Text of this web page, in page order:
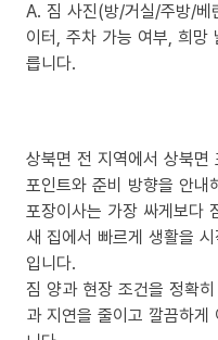
A. 짐 사진(방/거실/주방/베
이터, 주차 가능 여부, 희망
릅니다.
상북면 전 지역에서 상북면
포인트와 준비 방향을 안내
포장이사는 가장 싸게보다
새 집에서 빠르게 생활을
입니다.
짐 양과 현장 조건을 정확
과 지연을 줄이고 깔끔하